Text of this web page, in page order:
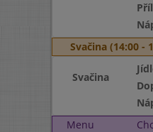
Svačina (14:00 -
Svačina
Menu